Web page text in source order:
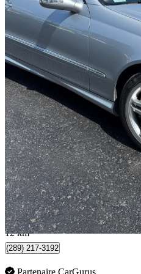
2008 Mercedes-Benz CLK
55083 108 km
17 499 $
307 $/mois env.
Barrie, ON
12 km
(289) 217-3192
Partenaire CarGurus